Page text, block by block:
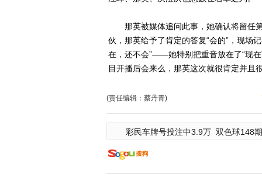
那英被媒体追问此事，她确认将留任第
伙，那英给予了肯定的答复“会的”，现场
在，还不会”——她特别把重音放在了“现
目开播后会来么，那英这次就很肯定并且
(责任编辑：蔡丹青)
彩民车牌号投注中3.9万 双色球148